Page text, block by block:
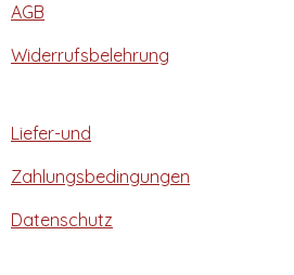
AGB
Widerrufsbelehrung
Liefer-und
Zahlungsbedingungen
Datenschutz